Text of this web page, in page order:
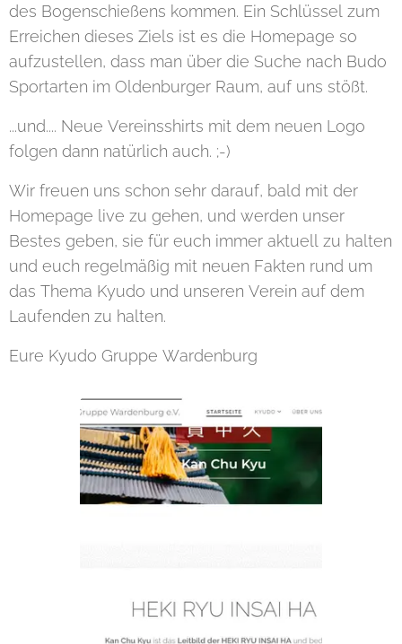
des Bogenschießens kommen. Ein Schlüssel zum
Erreichen dieses Ziels ist es die Homepage so
aufzustellen, dass man über die Suche nach Budo
Sportarten im Oldenburger Raum, auf uns stößt.
...und.... Neue Vereinsshirts mit dem neuen Logo
folgen dann natürlich auch. ;-)
Wir freuen uns schon sehr darauf, bald mit der
Homepage live zu gehen, und werden unser
Bestes geben, sie für euch immer aktuell zu halten
und euch regelmäßig mit neuen Fakten rund um
das Thema Kyudo und unseren Verein auf dem
Laufenden zu halten.
Eure Kyudo Gruppe Wardenburg